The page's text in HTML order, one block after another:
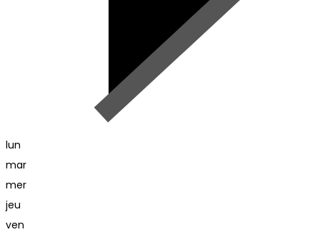
lun
mar
mer
jeu
ven